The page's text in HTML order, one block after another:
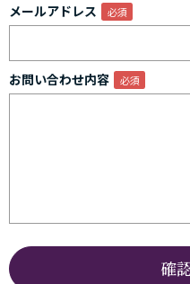
メールアドレス
お問い合わせ内容